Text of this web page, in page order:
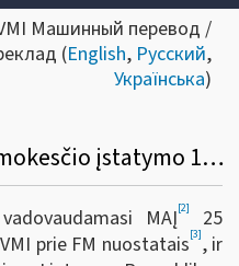
Машинный перевод /
(English, Русский,
Українська)
Dėl Gyventojų pajamų mokesčio įstatymo 17 straipsnio 1 dalies 5, 25 ir 55 punktų apibendrinto paaiškinimo (komentaro) pakeitimo
MAĮ[2]
25
prie FM nuostatais[3], ir